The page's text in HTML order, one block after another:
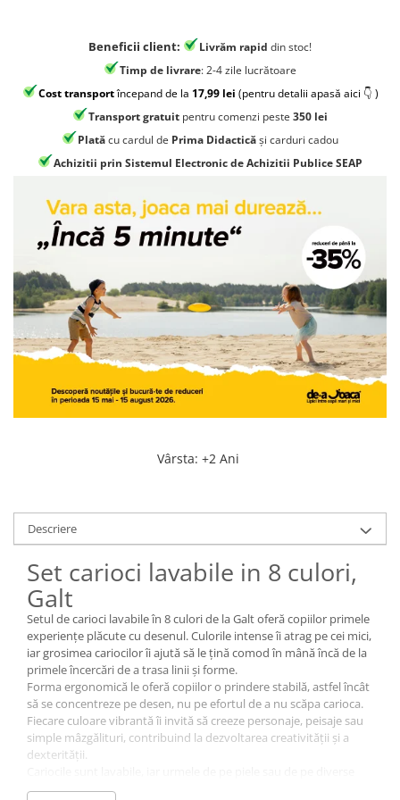
Jocuri si jucarii educative
Jocuri STEAM
Jucarii interactive
Jucarii muzicale
Jucării ȋndemânare
Masinute si trenulete
Roboti de jucarie
Beneficii client: Livrăm rapid din stoc!
Timp de livrare: 2-4 zile lucrătoare
Cost transportîncepand de la 17,99 lei (pentru detalii apasă aici 👇 )
Transport gratuit pentru comenzi peste 350 lei
Platăcu cardul de Prima Didacticăși carduri cadou
Achizitii prin Sistemul Electronic de Achizitii Publice SEAP
Vârsta: +2 Ani
Descriere
Set carioci lavabile in 8 culori,
Galt
Setul de carioci lavabile în 8 culori de la Galt oferă copiilor primele
experiențe plăcute cu desenul. Culorile intense îi atrag pe cei mici,
iar grosimea cariocilor îi ajută să le țină comod în mână încă de la
primele încercări de a trasa linii și forme.
Forma ergonomică le oferă copiilor o prindere stabilă, astfel încât
să se concentreze pe desen, nu pe efortul de a nu scăpa carioca.
Fiecare culoare vibrantă îi invită să creeze personaje, peisaje sau
simple mâzgălituri, contribuind la dezvoltarea creativității și a
dexterității.
suprafețe se pot îndepărta rapid, aducând mai multă relaxare